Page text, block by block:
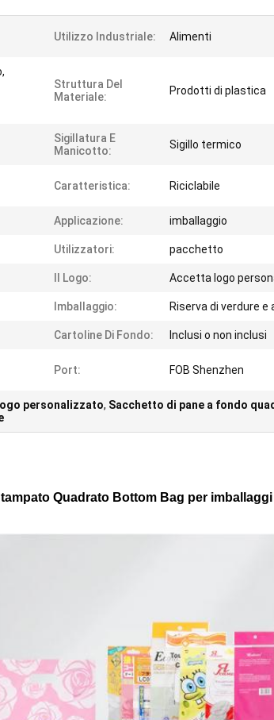
Utilizzo Industriale: Alimenti
Struttura Del
Materiale:
Prodotti di plastica
Sigillatura E
Manicotto:
Sigillo termico
Caratteristica: Riciclabile
Applicazione: imballaggio
Utilizzatori: pacchetto
Il Logo: Accetta logo
Imballaggio: Riserva di verdure e
Cartoline Di Fondo: Inclusi o non inclusi
Port: FOB Shenzhen
personalizzato, Sacchetto di pane a fondo
Quadrato Bottom Bag per